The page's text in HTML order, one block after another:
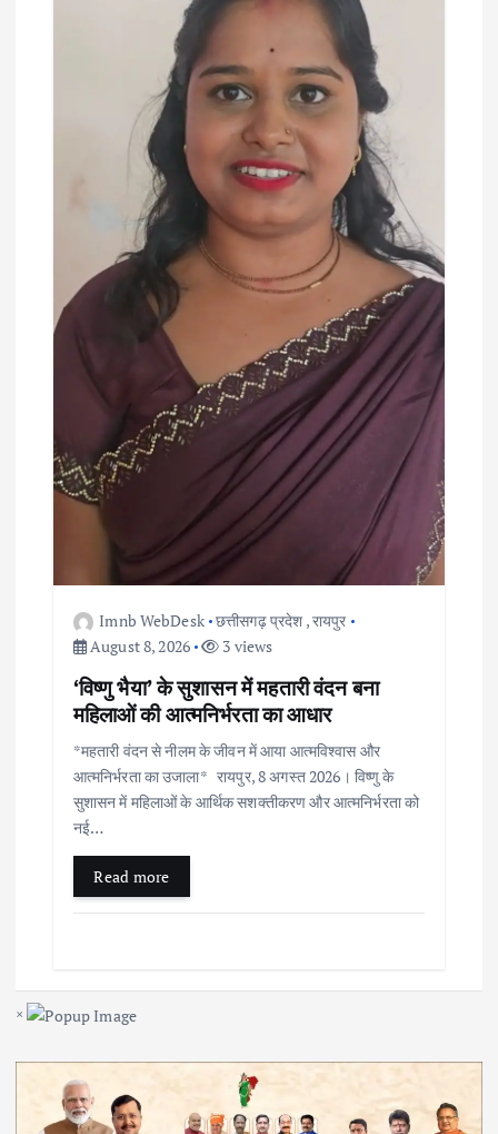
Imnb WebDesk छत्तीसगढ़ प्रदेश ,रायपुर
August 8, 2026
3 views
‘विष्णु भैया’ के सुशासन में महतारी वंदन बना
महिलाओं की आत्मनिर्भरता का आधार
*महतारी वंदन से नीलम के जीवन में आया आत्मविश्वास और
आत्मनिर्भरता का उजाला* रायपुर, 8 अगस्त 2026। विष्णु के
सुशासन में महिलाओं के आर्थिक सशक्तीकरण और आत्मनिर्भरता को
नई…
Read more
×